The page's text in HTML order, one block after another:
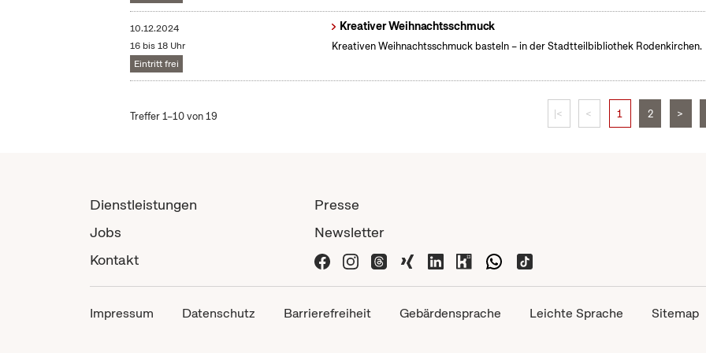
10.12.2024
16 bis 18 Uhr
Eintritt frei
Kreativer Weihnachtsschmuck
Kreativen Weihnachtsschmuck basteln – in der Stadtteilbibliothek Rodenkirchen.
Treffer 1–10 von 19 |< < 1 2 >
Dienstleistungen
Jobs
Kontakt
Presse
Newsletter
Impressum Datenschutz Barrierefreiheit Gebärdensprache Leichte Sprache Sitemap